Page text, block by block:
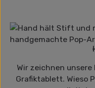
Wir zeichnen
Grafiktablett. Wieso